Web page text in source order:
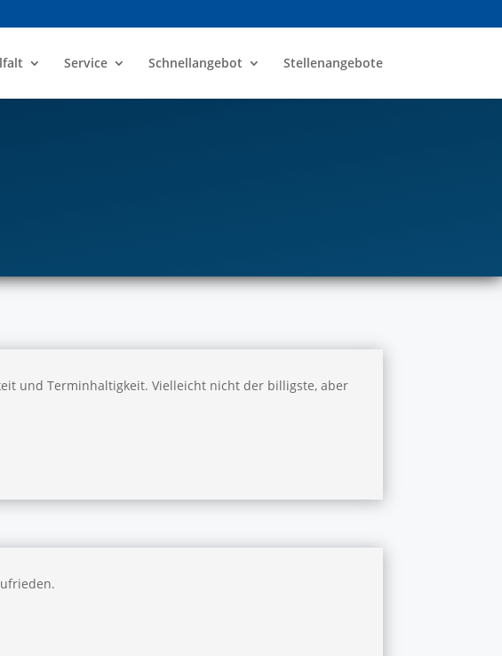
Service Schnellangebot Stellenangebote
und Terminhaltigkeit. Vielleicht nicht der billigste, aber